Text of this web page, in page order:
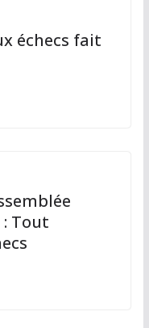
échecs fait
: Tout